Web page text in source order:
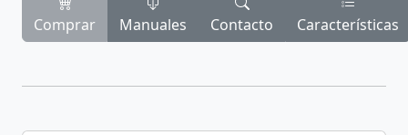
Comprar Manuales Contacto Características